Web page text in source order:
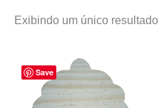
Exibindo um único resultado
Save